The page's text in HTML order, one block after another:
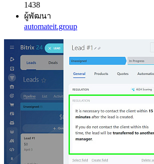
1438
ผู้พัฒนา
automateit.group